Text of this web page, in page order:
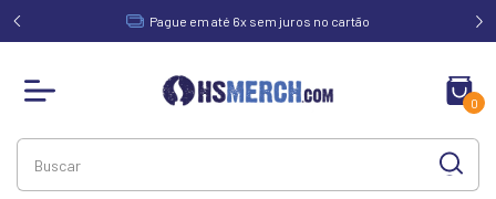
de Pague em até 6x sem juros no cartão
0